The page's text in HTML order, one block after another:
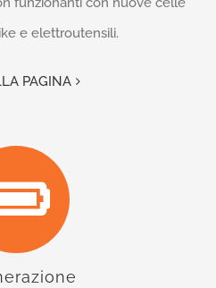
e elettroutensili.
PAGINA